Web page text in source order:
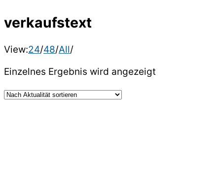
verkaufstext
View:24/48/All/
Einzelnes Ergebnis wird angezeigt